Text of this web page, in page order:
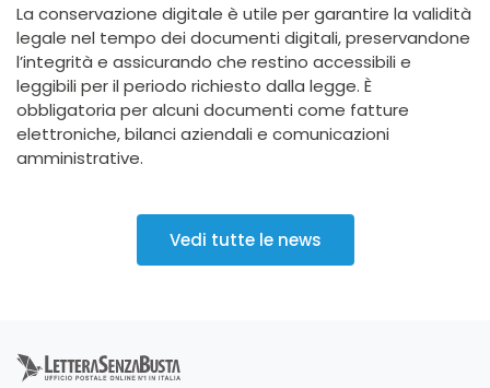
La conservazione digitale è utile per garantire la validità
legale nel tempo dei documenti digitali, preservandone
l’integrità e assicurando che restino accessibili e
leggibili per il periodo richiesto dalla legge. È
obbligatoria per alcuni documenti come fatture
elettroniche, bilanci aziendali e comunicazioni
amministrative.
Vedi tutte le news